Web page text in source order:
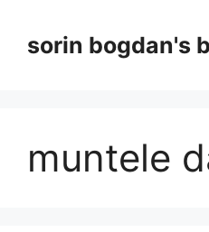
contentsorin bogdan's
muntele